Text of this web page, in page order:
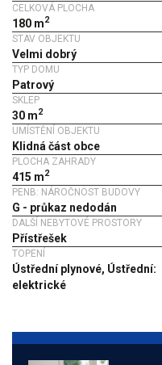
CELKOVÁ PLOCHA
180 m2
STAV OBJEKTU
Velmi dobrý
TYP DOMU
Patrový
SKLEP
30 m2
UMÍSTĚNÍ OBJEKTU
Klidná část obce
PLOCHA ZAHRADY
415 m2
PENB: NÁROČNOST BUDOVY
G - průkaz nedodán
DALŠÍ NEBYTOVÉ PROSTORY
Přístřešek
TOPENÍ
Ústřední plynové, Ústřední:
elektrické